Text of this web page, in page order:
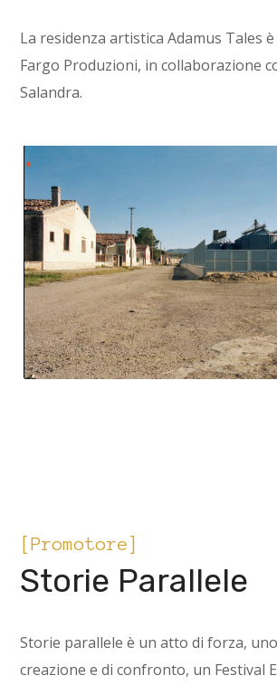
La residenza artistica Adamus Tales
Fargo Produzioni, in collaborazione
Salandra.
[Promotore]
Storie Parallele
Storie parallele è un atto di forza,
creazione e di confronto, un Festival